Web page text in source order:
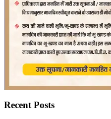
Recent Posts